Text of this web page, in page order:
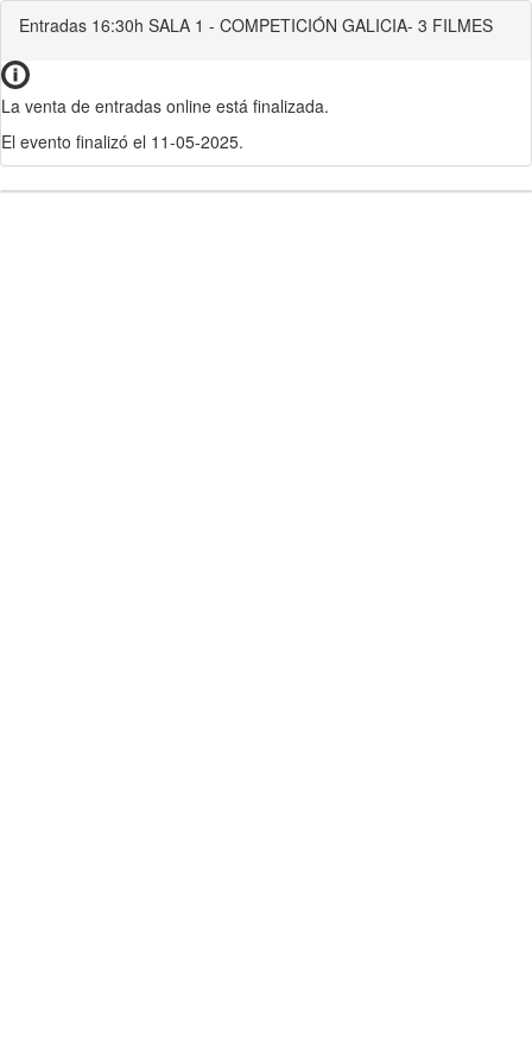
Entradas 16:30h SALA 1 - COMPETICIÓN GALICIA- 3 FILMES
La venta de entradas online está finalizada.
El evento finalizó el 11-05-2025.